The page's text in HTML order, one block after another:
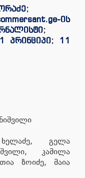
;
ის
;
1 პრინციპი; 11
გელა
კამილა
ზოიძე, მაია